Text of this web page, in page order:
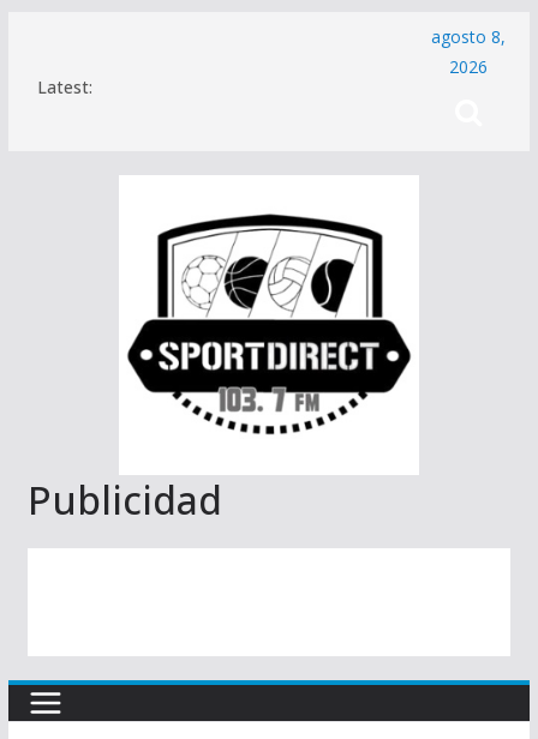
contenido
Latest:
agosto 8,
2026
Publicidad